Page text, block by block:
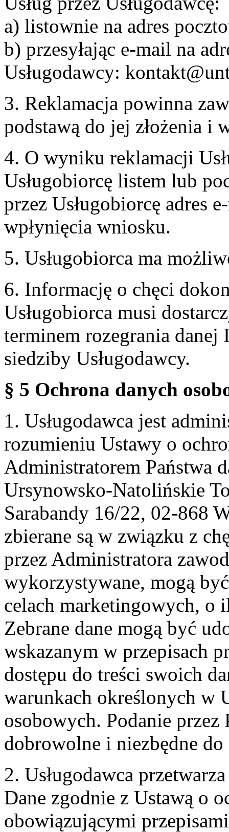
a) listownie na adres
b) przesyłając e-mail na
Usługodawcy:
3. Reklamacja powinna
podstawą do jej złożenia i
4. O wyniku reklamacji
Usługobiorcę listem lub
przez Usługobiorcę adres
wpłynięcia wniosku.
5. Usługobiorca ma
6. Informację o chęci
Usługobiorca musi
terminem rozegrania
siedziby Usługodawcy.
§ 5 Ochrona danych
1. Usługodawca jest
rozumieniu Ustawy o
Administratorem Państwa
Ursynowsko-Natolińskie
Sarabandy 16/22, 02-868
zbierane są w związku z
przez Administratora
wykorzystywane, mogą
celach marketingowych, o
Zebrane dane mogą być
wskazanym w przepisach
dostępu do treści swoich
warunkach określonych w
osobowych. Podanie przez
dobrowolne i niezbędne
2. Usługodawca
Dane zgodnie z Ustawą o
obowiązującymi